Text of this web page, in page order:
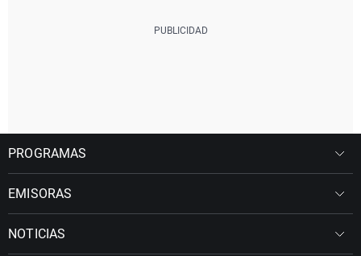
PROGRAMAS
EMISORAS
NOTICIAS